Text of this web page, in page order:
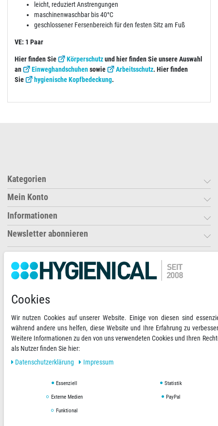
leicht, reduziert Anstrengungen
maschinenwaschbar bis 40°C
geschlossener Fersenbereich für den festen Sitz am Fuß
VE: 1 Paar
Hier finden Sie Körperschutzund hier finden Sie unsere Auswahl
an
Einweghandschuhensowie Arbeitsschutz. Hier finden
Sie
hygienische Kopfbedeckung.
Kategorien
Mein Konto
Informationen
Newsletter abonnieren
Ihre Zahlungsmöglichkeiten 2)
Versandoptionen Social Media
Copyright © 2019 Hygienical. Alle Rechte vorbehalten.
Cookies
Wir nutzen Cookies auf unserer Website. Einige von diesen sind
während andere uns helfen, diese Website und Ihre Erfahrung zu
Weitere Informationen zu den von uns verwendeten Cookies und Ihren
als Nutzer finden Sie hier:
Daten­schutz­erklärung
Impressum
Essenziell Statistik
Externe Medien PayPal
Funktional